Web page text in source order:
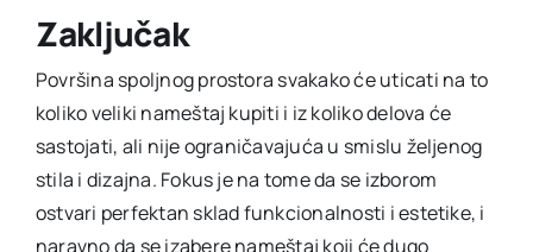
Zaključak
Površina spoljnog prostora svakako će uticati na to
koliko veliki nameštaj kupiti i iz koliko delova će
sastojati, ali nije ograničavajuća u smislu željenog
stila i dizajna. Fokus je na tome da se izborom
ostvari perfektan sklad funkcionalnosti i estetike, i
naravno da se izabere nameštaj koji će dugo